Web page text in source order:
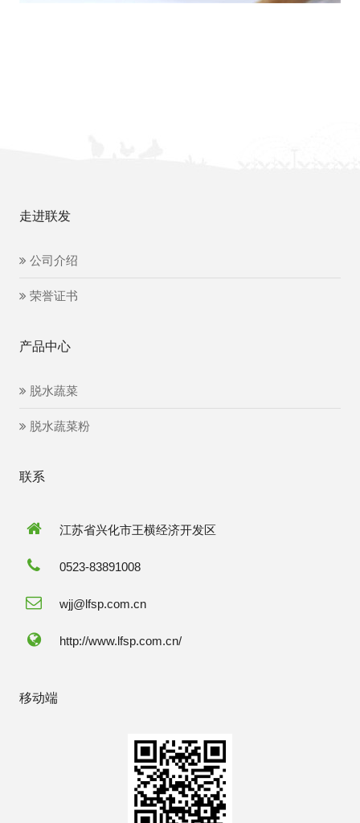
走进联发
公司介绍
荣誉证书
产品中心
脱水蔬菜
脱水蔬菜粉
联系
江苏省兴化市王横经济开发区
0523-83891008
wjj@lfsp.com.cn
http://www.lfsp.com.cn/
移动端